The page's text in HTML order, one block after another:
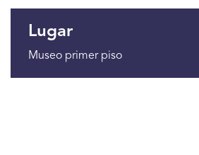
Lugar
Museo primer piso